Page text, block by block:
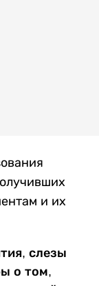
и их
слезы
о том,